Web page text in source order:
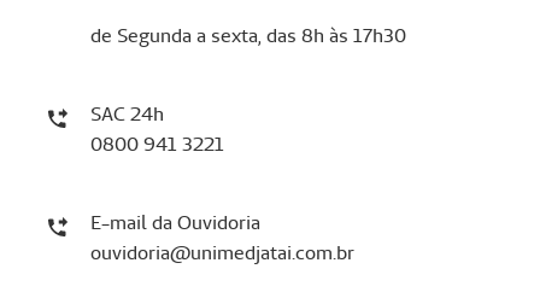
de Segunda a sexta, das 8h às 17h30
SAC 24h
0800 941 3221
E-mail da Ouvidoria
ouvidoria@unimedjatai.com.br